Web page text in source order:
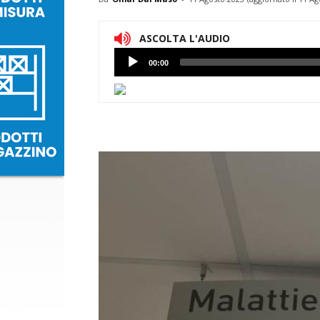
ASCOLTA L'AUDIO
Lettore
Audio
00:00